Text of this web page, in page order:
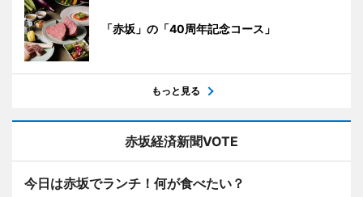
「赤坂」の「40周年記念コース」
もっと見る
赤坂経済新聞VOTE
今日は赤坂でランチ！何が食べたい？